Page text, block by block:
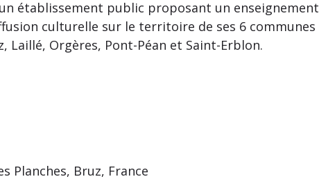
établissement public proposant un enseignement
culturelle sur le territoire de ses 6 communes
Laillé, Orgères, Pont-Péan et Saint-Erblon.
Planches, Bruz, France